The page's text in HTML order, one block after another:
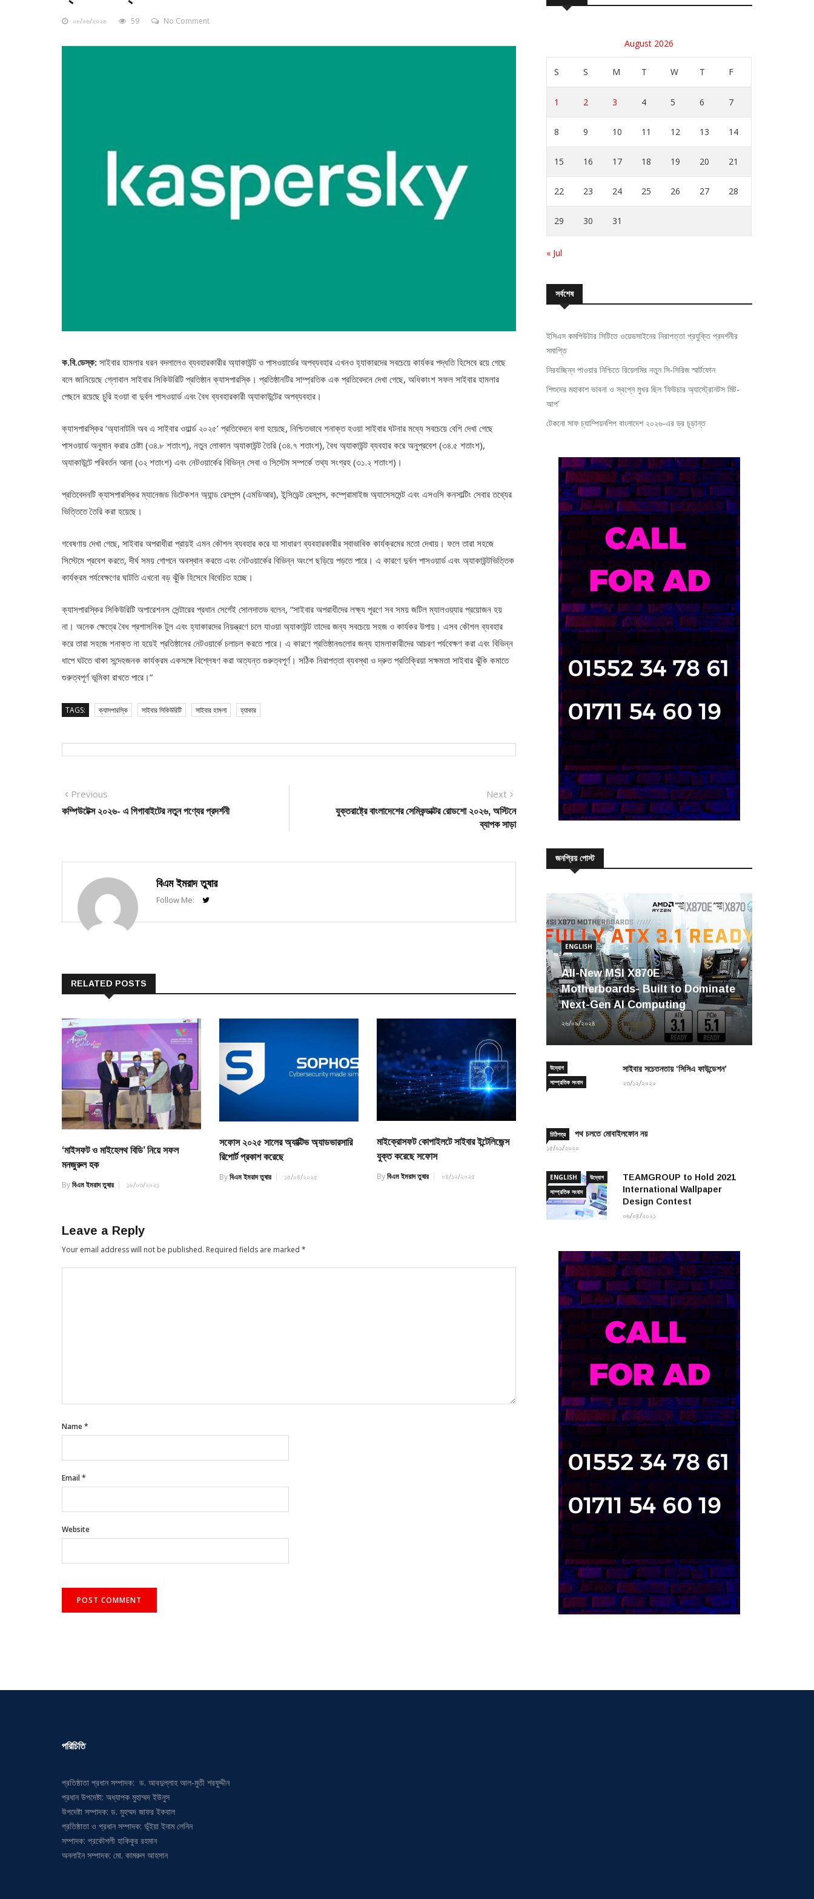
০৮/০৬/২০২৬ 59 No Comment
ক.বি.ডেস্ক: সাইবার হামলার ধরন বদলালেও ব্যবহারকারীর অ্যাকাউন্ট ও পাসওয়ার্ডের অপব্যবহার এখনও হ্যাকারদের সবচেয়ে কার্যকর পদ্ধতি হিসেবে রয়ে গেছে
বলে জানিয়েছে গ্লোবাল সাইবার সিকিউরিটি প্রতিষ্ঠান ক্যাসপারস্কি। প্রতিষ্ঠানটির সাম্প্রতিক এক প্রতিবেদনে দেখা গেছে, অধিকাংশ সফল সাইবার হামলার
পেছনে রয়েছে চুরি হওয়া বা দুর্বল পাসওয়ার্ড এবং বৈধ ব্যবহারকারী অ্যাকাউন্টের অপব্যবহার।
ক্যাসপারস্কির ‘অ্যানাটমি অব এ সাইবার ওয়ার্ল্ড ২০২৫’ প্রতিবেদনে বলা হয়েছে, নিশ্চিতভাবে শনাক্ত হওয়া সাইবার ঘটনার মধ্যে সবচেয়ে বেশি দেখা গেছে
পাসওয়ার্ড অনুমান করার চেষ্টা (৩৪.৮ শতাংশ), নতুন লোকাল অ্যাকাউন্ট তৈরি (৩৪.৭ শতাংশ), বৈধ অ্যাকাউন্ট ব্যবহার করে অনুপ্রবেশ (৩৪.৫ শতাংশ),
অ্যাকাউন্টে পরিবর্তন আনা (৩২ শতাংশ) এবং নেটওয়ার্কের বিভিন্ন সেবা ও সিস্টেম সম্পর্কে তথ্য সংগ্রহ (৩১.২ শতাংশ)।
প্রতিবেদনটি ক্যাসপারস্কির ম্যানেজড ডিটেকশন অ্যান্ড রেসপন্স (এমডিআর), ইন্সিডেন্ট রেসপন্স, কম্প্রোমাইজ অ্যাসেসমেন্ট এবং এসওসি কনসাল্টিং সেবার তথ্যের
ভিত্তিতে তৈরি করা হয়েছে।
গবেষণায় দেখা গেছে, সাইবার অপরাধীরা প্রায়ই এমন কৌশল ব্যবহার করে যা সাধারণ ব্যবহারকারীর স্বাভাবিক কার্যক্রমের মতো দেখায়। ফলে তারা সহজে
সিস্টেমে প্রবেশ করতে, দীর্ঘ সময় গোপনে অবস্থান করতে এবং নেটওয়ার্কের বিভিন্ন অংশে ছড়িয়ে পড়তে পারে। এ কারণে দুর্বল পাসওয়ার্ড এবং অ্যাকাউন্টভিত্তিক
কার্যক্রম পর্যবেক্ষণের ঘাটতি এখনো বড় ঝুঁকি হিসেবে বিবেচিত হচ্ছে।
ক্যাসপারস্কির সিকিউরিটি অপারেশনস সেন্টারের প্রধান সের্গেই সোলদাতভ বলেন, “সাইবার অপরাধীদের লক্ষ্য পূরণে সব সময় জটিল ম্যালওয়্যার প্রয়োজন হয়
না। অনেক ক্ষেত্রে বৈধ প্রশাসনিক টুল এবং হ্যাকারদের নিয়ন্ত্রণে চলে যাওয়া অ্যাকাউন্ট তাদের জন্য সবচেয়ে সহজ ও কার্যকর উপায়। এসব কৌশল ব্যবহার
করে তারা সহজে শনাক্ত না হয়েই প্রতিষ্ঠানের নেটওয়ার্কে চলাচল করতে পারে। এ কারণে প্রতিষ্ঠানগুলোর জন্য হামলাকারীদের আচরণ পর্যবেক্ষণ করা এবং বিভিন্ন
ধাপে ঘটতে থাকা সন্দেহজনক কার্যক্রম একসঙ্গে বিশ্লেষণ করা অত্যন্ত গুরুত্বপূর্ণ। সঠিক নিরাপত্তা ব্যবস্থা ও দ্রুত প্রতিক্রিয়া সক্ষমতা সাইবার ঝুঁকি কমাতে
গুরুত্বপূর্ণ ভূমিকা রাখতে পারে।”
TAGS: ক্যাসপারস্কি সাইবার সিকিউরিটি সাইবার হামলা হ্যাকার
Post
navigation
Previous
post:
কম্পিউটেক্স ২০২৬- এ গিগাবাইটের নতুন পণ্যের প্রদর্শনী
Next
post:
যুক্তরাষ্ট্রে বাংলাদেশের সেমিকন্ডাক্টর রোডশো ২০২৬, অস্টিনে
ব্যাপক সাড়া
বিএম ইমরাদ তুষার
Follow Me:
RELATED POSTS
‘মাইসফট ও মাইহেলথ বিডি’ নিয়ে সফল
মনজুরুল হক
Byবিএম ইমরাদ তুষার ১৮/০৩/২০২১
সফোস ২০২৫ সালের অ্যাক্টিভ অ্যাডভারসারি
রিপোর্ট প্রকাশ করেছে
Byবিএম ইমরাদ তুষার ১৫/০৪/২০২৫
মাইক্রোসফট কোপাইলটে সাইবার ইন্টেলিজেন্স
যুক্ত করেছে সফোস
Byবিএম ইমরাদ তুষার ০৪/১২/২০২৫
Leave a Reply
Your email address will not be published. Required fields are marked*
Name*
Email*
Website
August 2026
S S M T W T F
1 2 3 4 5 6 7
8 9 10 11 12 13 14
15 16 17 18 19 20 21
22 23 24 25 26 27 28
29 30 31
« Jul
সর্বশেষ
ইসিএস কমপিউটার সিটিতে ওয়েভসাইনের নিরাপত্তা প্রযুক্তি প্রদর্শনীর
সমাপ্তি
নিরবচ্ছিন্ন পাওয়ার নিশ্চিতে রিয়েলমির নতুন সি-সিরিজ স্মার্টফোন
শিশুদের মহাকাশ ভাবনা ও স্বপ্নে মুখর ছিল ‘ফিউচার অ্যাস্ট্রোনটস মিট-
আপ’
টেকনো সাফ চ্যাম্পিয়নশিপ বাংলাদেশ ২০২৬-এর ড্র চূড়ান্ত
জনপ্রিয় পোস্ট
ENGLISH
All-New MSI X870E
Motherboards- Built to Dominate
Next-Gen AI Computing
২৬/০৯/২০২৪
উদ্যোগ
সাম্প্রতিক সংবাদ
সাইবার সচেতনতায় ‘সিসিএ ফাউন্ডেশন’
২৩/১২/২০২০
চিঠিপত্র পথ চলতে মোবাইলফোন নয়
১৫/০১/২০২০
ENGLISH
উদ্যোগ
সাম্প্রতিক সংবাদ
TEAMGROUP to Hold 2021
International Wallpaper
Design Contest
০৬/০৪/২০২১
পরিচিতি
প্রতিষ্ঠাতা প্রধান সম্পাদক: ড. আবদুল্লাহ আল-মুতী শরফুদ্দীন
প্রধান উপদেষ্টা: অধ্যাপক মুহাম্মদ ইউনুস
উপদেষ্টা সম্পাদক: ড. মুহম্মদ জাফর ইকবাল
প্রতিষ্ঠাতা ও প্রধান সম্পাদক: ভূঁইয়া ইনাম লেনিন
সম্পাদক: প্রকৌশলী হাকিকুর রহমান
অনলাইন সম্পাদক: মো. কামরুল আহসান